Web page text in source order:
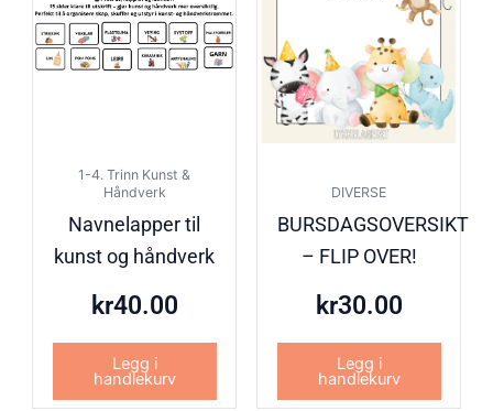
1-4. Trinn Kunst &
Håndverk
Navnelapper til
kunst og håndverk
kr40.00
Legg i
handlekurv
DIVERSE
BURSDAGSOVERSIKT
– FLIP OVER!
kr30.00
Legg i
handlekurv